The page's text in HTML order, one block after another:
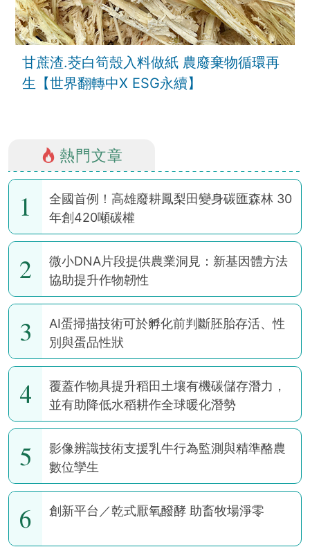
甘蔗渣.茭白筍殼入料做紙 農廢棄物循環再
生【世界翻轉中X ESG永續】
熱門文章
1
全國首例！高雄廢耕鳳梨田變身碳匯森林 30
年創420噸碳權
2
微小DNA片段提供農業洞見：新基因體方法
協助提升作物韌性
3
AI蛋掃描技術可於孵化前判斷胚胎存活、性
別與蛋品性狀
4
覆蓋作物具提升稻田土壤有機碳儲存潛力，
並有助降低水稻耕作全球暖化潛勢
5
影像辨識技術支援乳牛行為監測與精準酪農
數位孿生
6 創新平台／乾式厭氧醱酵 助畜牧場淨零